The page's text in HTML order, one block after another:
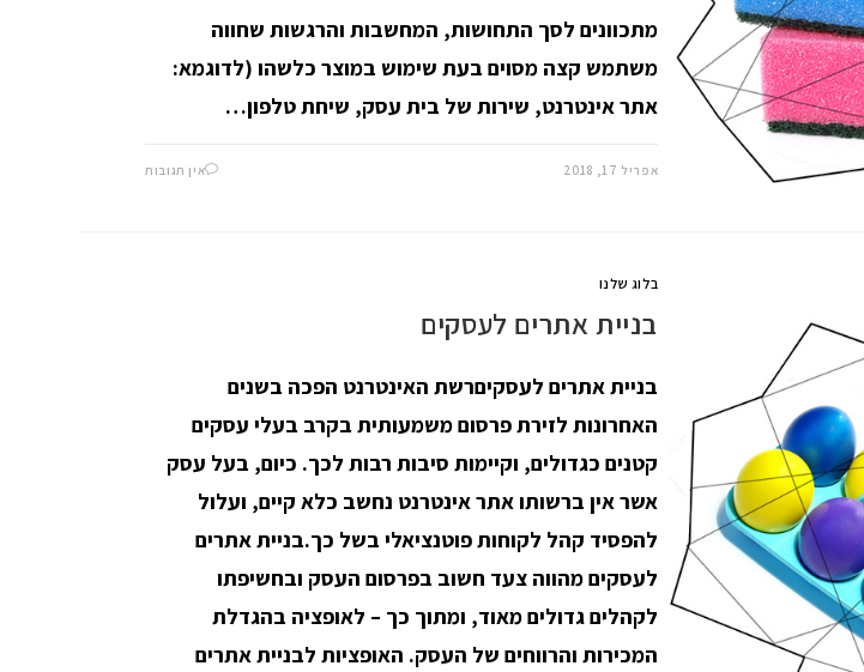
מתכוונים לסך התחושות, המחשבות והרגשות שחווה
משתמש קצה מסוים בעת שימוש במוצר כלשהו (לדוגמא:
אתר אינטרנט, שירות של בית עסק, שיחת טלפון…
אין תגובות אפריל 17, 2018
בלוג שלנו
בניית אתרים לעסקים
בניית אתרים לעסקיםרשת האינטרנט הפכה בשנים
האחרונות לזירת פרסום משמעותית בקרב בעלי עסקים
קטנים כגדולים, וקיימות סיבות רבות לכך. כיום, בעל עסק
אשר אין ברשותו אתר אינטרנט נחשב כלא קיים, ועלול
להפסיד קהל לקוחות פוטנציאלי בשל כך.בניית אתרים
לעסקים מהווה צעד חשוב בפרסום העסק ובחשיפתו
לקהלים גדולים מאוד, ומתוך כך – לאופציה בהגדלת
המכירות והרווחים של העסק. האופציות לבניית אתרים